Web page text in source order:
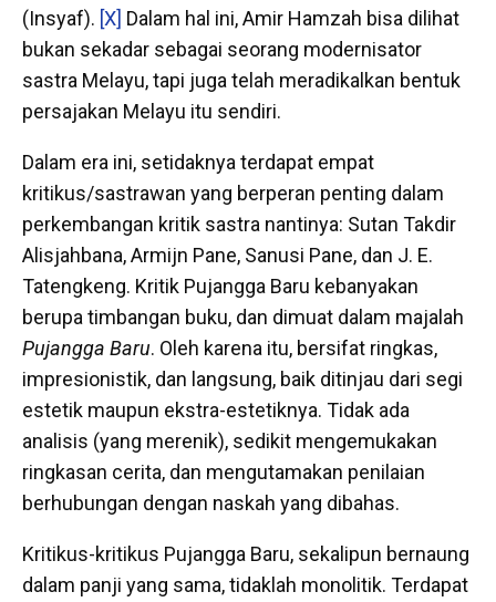
(Insyaf). [X] Dalam hal ini, Amir Hamzah bisa dilihat
bukan sekadar sebagai seorang modernisator
sastra Melayu, tapi juga telah meradikalkan bentuk
persajakan Melayu itu sendiri.
Dalam era ini, setidaknya terdapat empat
kritikus/sastrawan yang berperan penting dalam
perkembangan kritik sastra nantinya: Sutan Takdir
Alisjahbana, Armijn Pane, Sanusi Pane, dan J. E.
Tatengkeng. Kritik Pujangga Baru kebanyakan
berupa timbangan buku, dan dimuat dalam majalah
Pujangga Baru. Oleh karena itu, bersifat ringkas,
impresionistik, dan langsung, baik ditinjau dari segi
estetik maupun ekstra-estetiknya. Tidak ada
analisis (yang merenik), sedikit mengemukakan
ringkasan cerita, dan mengutamakan penilaian
berhubungan dengan naskah yang dibahas.
Kritikus-kritikus Pujangga Baru, sekalipun bernaung
dalam panji yang sama, tidaklah monolitik. Terdapat